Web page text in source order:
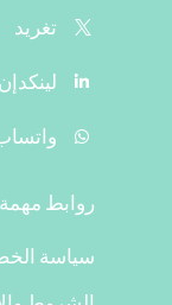
تغريد
لينكدإن
روابط مهمة
سياسة